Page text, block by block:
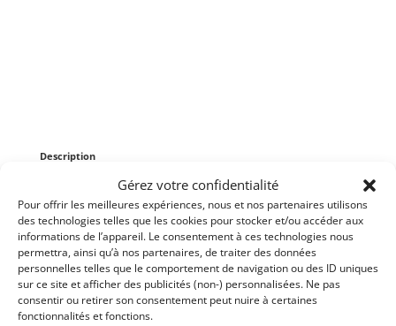
Gérez votre confidentialité
Pour offrir les meilleures expériences, nous et nos partenaires utilisons
des technologies telles que les cookies pour stocker et/ou accéder aux
informations de l’appareil. Le consentement à ces technologies nous
permettra, ainsi qu’à nos partenaires, de traiter des données
personnelles telles que le comportement de navigation ou des ID uniques
sur ce site et afficher des publicités (non-) personnalisées. Ne pas
consentir ou retirer son consentement peut nuire à certaines
fonctionnalités et fonctions.
Description
Vends Passage de roue arrière pour Mustang 1964-
1970. Neuf
Partager cette annonce